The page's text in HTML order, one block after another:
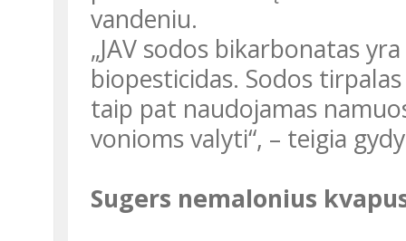
vandeniu.
„JAV sodos bikarbonatas yra registruotas kaip aplinkai saugus
biopesticidas. Sodos
taip pat naudojamas
vonioms valyti“, – teigia
Sugers nemalonius